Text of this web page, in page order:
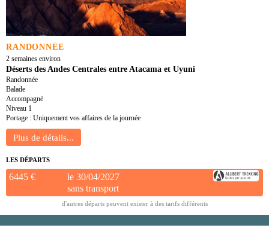
RANDONNÉE
2 semaines environ
Déserts des Andes Centrales entre Atacama et Uyuni
Randonnée
Balade
Accompagné
Niveau 1
Portage : Uniquement vos affaires de la journée
LES DÉPARTS
6445 €
le 30/04/2027
sans transport
d'autres départs peuvent exister à des tarifs différents